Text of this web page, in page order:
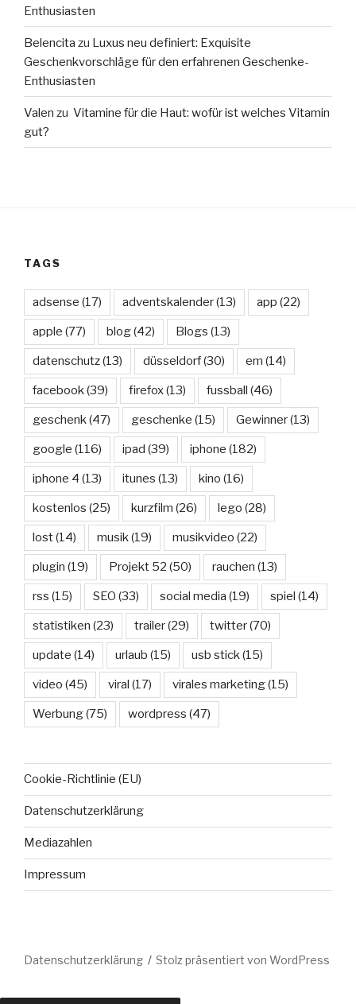
Enthusiasten
Belencita zu Luxus neu definiert: Exquisite
Geschenkvorschläge für den erfahrenen Geschenke-
Enthusiasten
Valen zu Vitamine für die Haut: wofür ist welches Vitamin
gut?
TAGS
adsense (17) adventskalender(13) app (22)
apple (77) blog(42) Blogs (13)
datenschutz(13) düsseldorf(30) em (14)
facebook (39) firefox(13) fussball (46)
geschenk (47) geschenke (15) Gewinner(13)
google (116) ipad (39) iphone (182)
iphone 4 (13) itunes (13) kino (16)
kostenlos (25) kurzfilm (26) lego (28)
lost(14) musik (19) musikvideo (22)
plugin (19) Projekt 52 (50) rauchen (13)
rss (15) SEO (33) social media (19) spiel (14)
statistiken (23) trailer(29) twitter(70)
update (14) urlaub (15) usb stick (15)
video (45) viral (17) virales marketing(15)
Werbung(75) wordpress (47)
Cookie-Richtlinie (EU)
Datenschutzerklärung
Mediazahlen
Impressum
Datenschutzerklärung Stolz präsentiert von WordPress